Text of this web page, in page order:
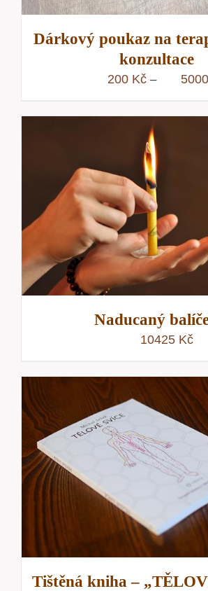
Dárkový poukaz na
konzultace
200 Kč – 5000
Naducaný
10425 Kč
Tištěná kniha –